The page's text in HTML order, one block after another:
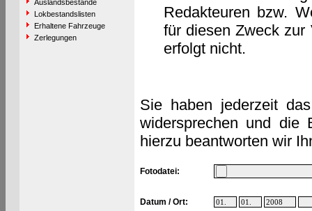
Auslandsbestände
Lokbestandslisten
Erhaltene Fahrzeuge
Zerlegungen
Redakteuren bzw.
für diesen Zweck zur
erfolgt nicht.
Sie haben jederzeit
widersprechen und die
hierzu beantworten wir
Fotodatei:
Datum / Ort: